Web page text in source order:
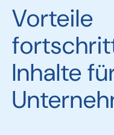
Vorteile
Inhalte